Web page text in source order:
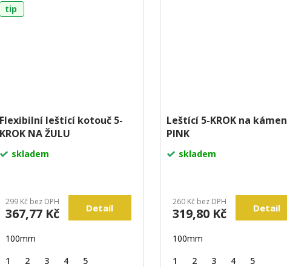
tip
Flexibilní leštící kotouč 5-
KROK NA ŽULU
skladem
299 Kč bez DPH
367,77 Kč Detail
100mm
1
2 3 4 5
Leštící 5-KROK na kámen
PINK
skladem
260 Kč bez DPH
319,80 Kč Detail
100mm
1
2 3 4 5